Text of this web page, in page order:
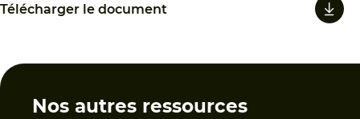
Télécharger le document
Nos autres ressources